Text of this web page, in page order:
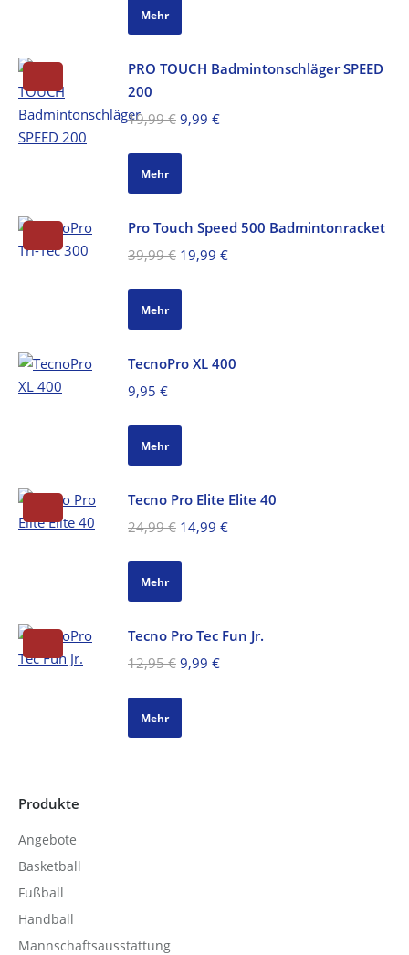
Mehr
PRO TOUCH Badmintonschläger SPEED
200
19,99€ Ursprünglicher
9,99 €Aktueller
Mehr
Pro Touch Speed 500 Badmintonracket
39,99€ Ursprünglicher
19,99 €Aktueller
Mehr
TecnoPro XL 400
9,95 €
Mehr
Tecno Pro Elite Elite 40
24,99€ Ursprünglicher
14,99 €Aktueller
Mehr
Tecno Pro Tec Fun Jr.
12,95€ Ursprünglicher
9,99 €Aktueller
Mehr
Produkte
Angebote
Basketball
Fußball
Handball
Mannschaftsausstattung